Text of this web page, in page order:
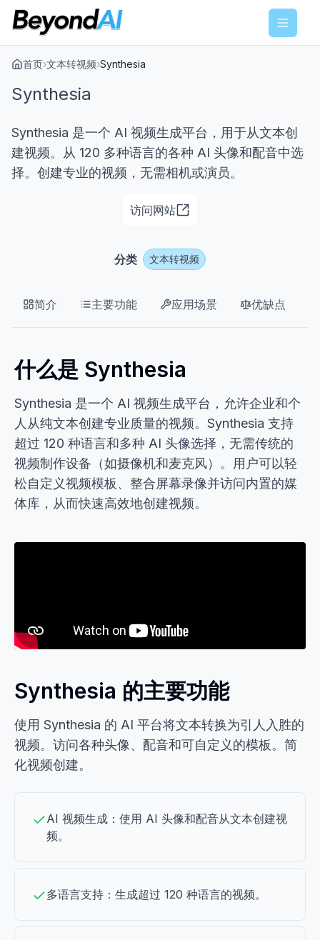
Menu
首页›文本转视频›Synthesia
Synthesia
Synthesia 是一个 AI 视频生成平台，用于从文本创
建视频。从 120 多种语言的各种 AI 头像和配音中选
择。创建专业的视频，无需相机或演员。
访问网站
分类 文本转视频
简介 主要功能 应用场景 优缺点
什么是 Synthesia
Synthesia 是一个 AI 视频生成平台，允许企业和个
人从纯文本创建专业质量的视频。Synthesia 支持
超过 120 种语言和多种 AI 头像选择，无需传统的
视频制作设备（如摄像机和麦克风）。用户可以轻
松自定义视频模板、整合屏幕录像并访问内置的媒
体库，从而快速高效地创建视频。
Synthesia 的主要功能
使用 Synthesia 的 AI 平台将文本转换为引人入胜的
视频。访问各种头像、配音和可自定义的模板。简
化视频创建。
AI 视频生成：使用 AI 头像和配音从文本创建视
频。
多语言支持：生成超过 120 种语言的视频。